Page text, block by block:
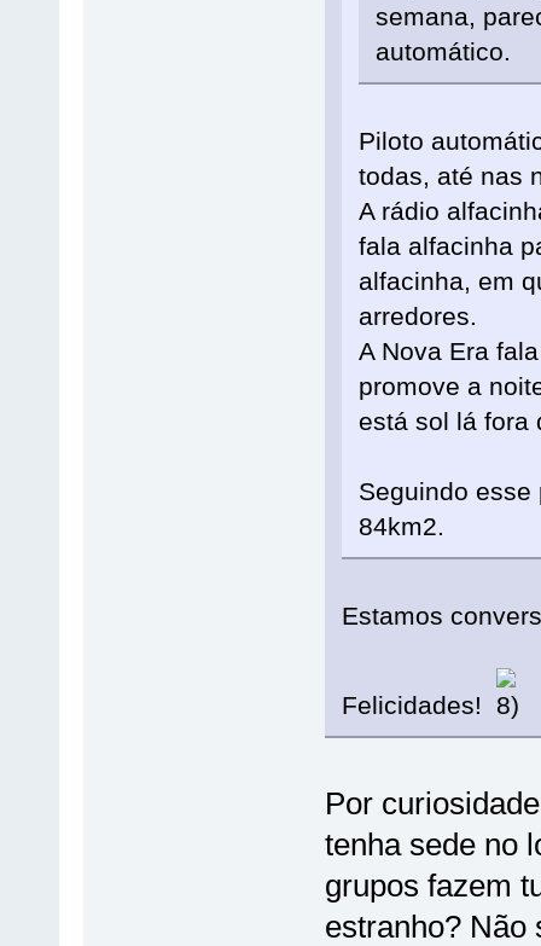
semana,
automático.
Piloto
todas, até nas
A rádio
fala alfacinha
alfacinha, em
arredores.
A Nova Era
promove a
está sol lá fora
Seguindo esse
84km2.
Estamos
Felicidades!
Por
tenha sede no
grupos fazem
estranho? Não